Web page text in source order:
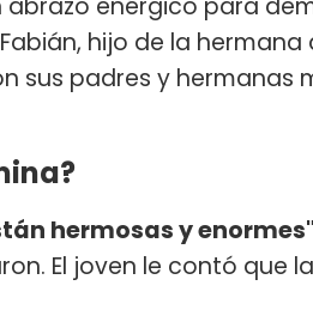
hijo de la hermana
sus padres y hermanas
hermosas y enormes"
El joven le contó que